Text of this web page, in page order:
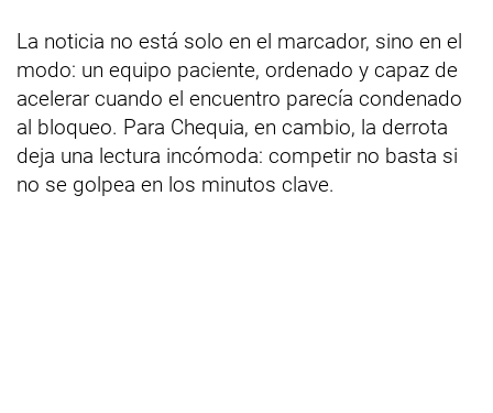
La noticia no está solo en el marcador, sino en el
modo: un equipo paciente, ordenado y capaz de
acelerar cuando el encuentro parecía condenado
al bloqueo. Para Chequia, en cambio, la derrota
deja una lectura incómoda: competir no basta si
no se golpea en los minutos clave.